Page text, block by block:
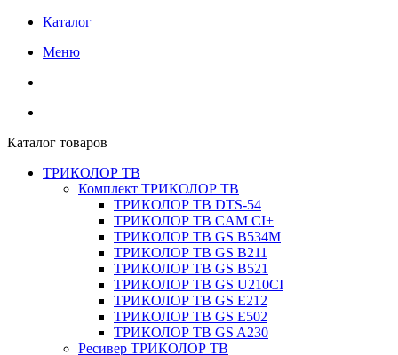
Каталог
Меню
Каталог товаров
ТРИКОЛОР ТВ
Комплект ТРИКОЛОР ТВ
ТРИКОЛОР ТВ DTS-54
ТРИКОЛОР ТВ CAM CI+
ТРИКОЛОР ТВ GS B534M
ТРИКОЛОР ТВ GS B211
ТРИКОЛОР ТВ GS B521
ТРИКОЛОР ТВ GS U210CI
ТРИКОЛОР ТВ GS E212
ТРИКОЛОР ТВ GS E502
ТРИКОЛОР ТВ GS A230
Ресивер ТРИКОЛОР ТВ